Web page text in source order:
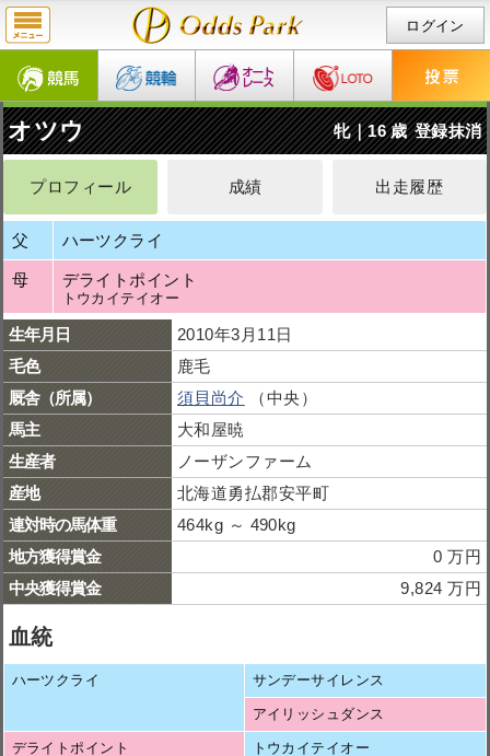
ログイン
オツウ 牝｜16 歳 登録抹消
プロフィール 成績 出走履歴
父 ハーツクライ
母 デライトポイント
トウカイテイオー
生年月日
2010年3月11日
毛色
鹿毛
厩舎（所属）
須貝尚介
（中央）
馬主
大和屋暁
生産者
ノーザンファーム
産地
北海道勇払郡安平町
連対時の馬体重
464kg ～ 490kg
地方獲得賞金
0 万円
中央獲得賞金
9,824 万円
血統
ハーツクライ サンデーサイレンス
アイリッシュダンス
デライトポイント トウカイテイオー